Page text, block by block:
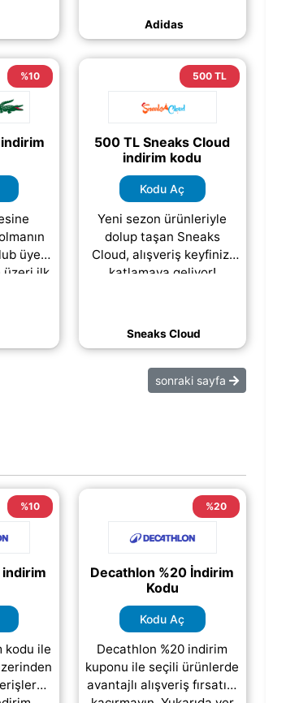
ürünlerde büyük fırsatlar
(daha&helliip;)
Adidas
%10
indirim
üyesi
üzeri ilk
500 TL
500 TL Sneaks Cloud
indirim kodu
Kodu Aç
Yeni sezon ürünleriyle
dolup taşan Sneaks
Cloud, alışveriş keyfinizi
katlamaya geliyor!
olan 500 TL indirim
(daha&helliip;)
Sneaks Cloud
sonraki sayfa
%10
indirim
kodu ile
%20
Decathlon %20 İndirim
Kodu
Kodu Aç
Decathlon %20 indirim
kuponu ile seçili ürünlerde
avantajlı alışveriş fırsatını